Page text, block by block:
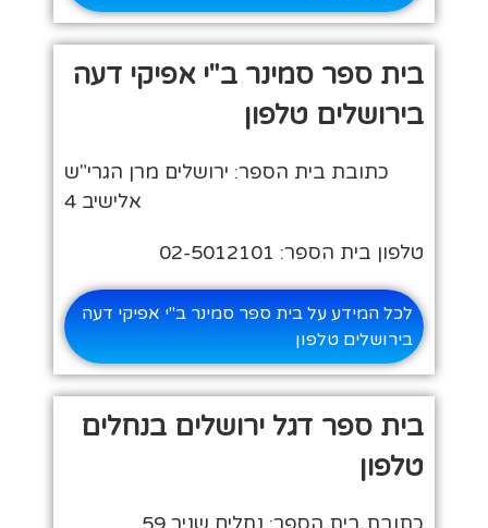
בית ספר סמינר ב"י אפיקי דעה
בירושלים טלפון
כתובת בית הספר: ירושלים מרן הגרי"ש
אלישיב 4
טלפון בית הספר: 02-5012101
לכל המידע על בית ספר סמינר ב"י אפיקי דעה
בירושלים טלפון
בית ספר דגל ירושלים בנחלים
טלפון